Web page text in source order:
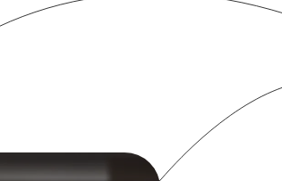
candidat(e)